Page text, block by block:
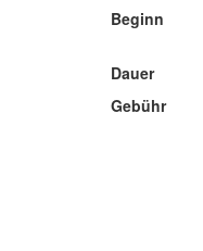
Beginn
Dauer
Gebühr